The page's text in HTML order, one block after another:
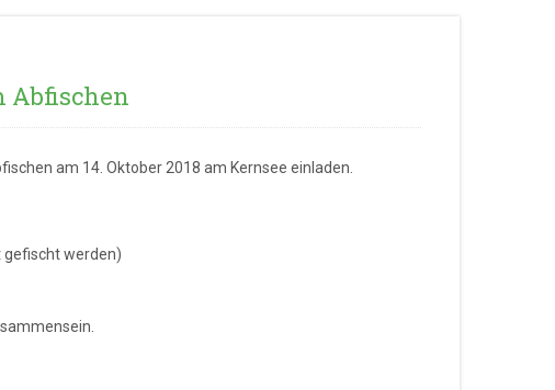
Abfischen
am 14. Oktober 2018 am Kernsee einladen.
gefischt werden)